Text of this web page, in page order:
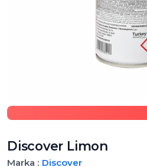
Discover Limon
Marka : Discover